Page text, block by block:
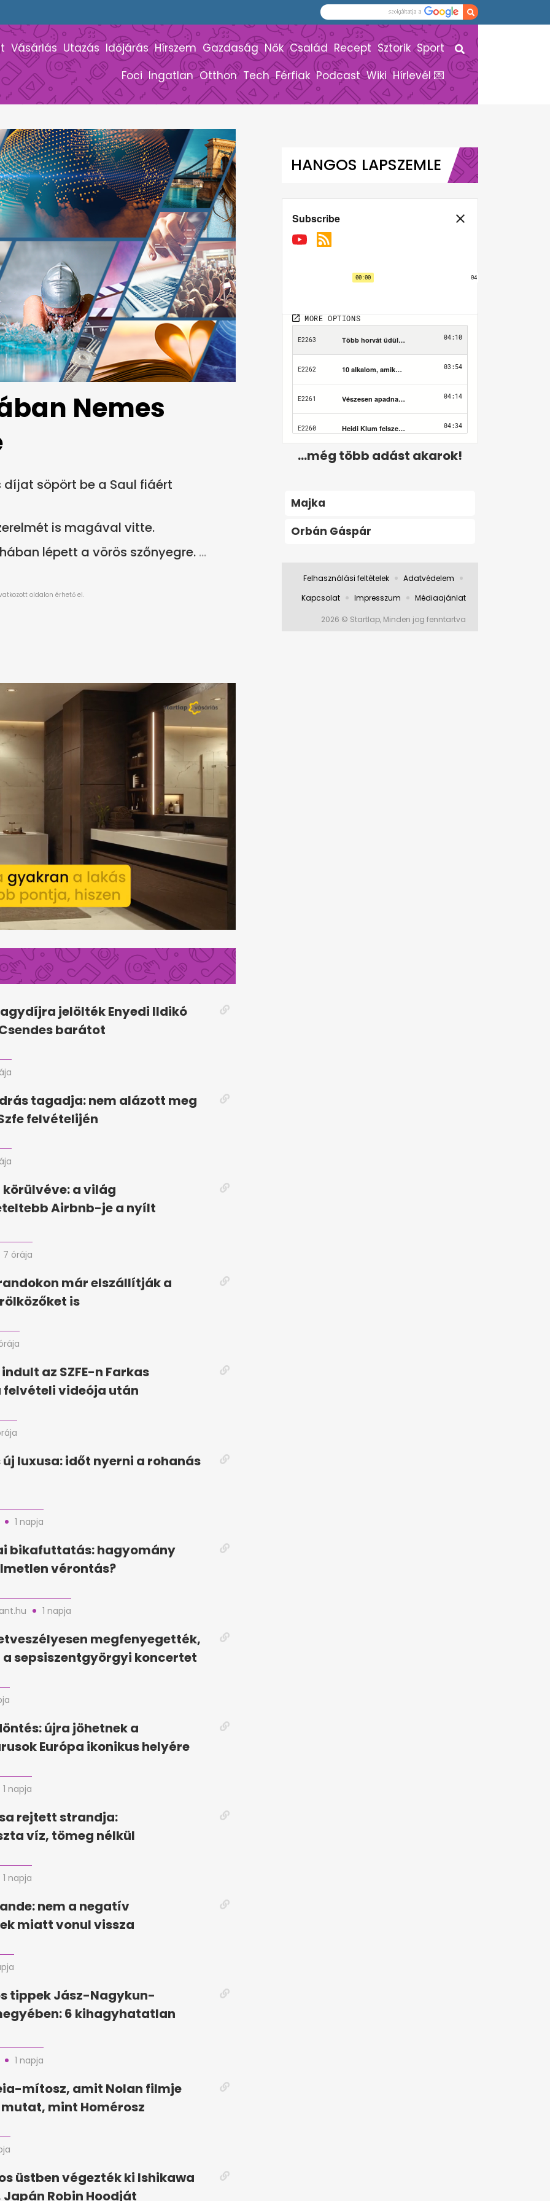
Vásárlás Utazás Időjárás Hírszem Gazdaság Nők Család Recept Sztorik Sport
Foci Ingatlan Otthon Tech Férfiak Podcast Wiki Hírlevél 💌
Nemes
díjat söpört be a Saul fiáért
is magával vitte.
lépett a vörös szőnyegre.
jelölték Enyedi Ildikó
barátot
tagadja: nem alázott meg
felvételijén
a világ
Airbnb-je a nyílt
7 órája
már elszállítják a
is
az SZFE-n Farkas
felvételi videója után
luxusa: időt nyerni a rohanás
1 napja
bikafuttatás: hagyomány
vérontás?
1 napja
megfenyegették,
sepsiszentgyörgyi koncertet
újra jöhetnek a
Európa ikonikus helyére
1 napja
rejtett strandja:
víz, tömeg nélkül
1 napja
nem a negatív
miatt vonul vissza
tippek Jász-Nagykun-
6 kihagyhatatlan
1 napja
mítosz, amit Nolan filmje
mint Homérosz
üstben végezték ki Ishikawa
Japán Robin Hoodját
HANGOS LAPSZEMLE
...még több adást akarok!
Majka
Orbán Gáspár
Felhasználási feltételek
Adatvédelem
Kapcsolat
Impresszum Médiaajánlat
2026 © Startlap, Minden jog fenntartva